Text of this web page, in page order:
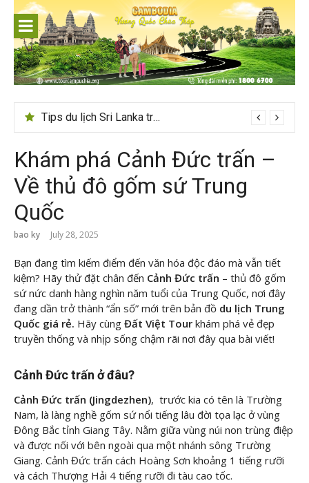
content
24h ở Thụy Sĩ nên đi đâu, chơi gì?
Khám phá Cảnh Đức trấn –
Về thủ đô gốm sứ Trung
Quốc
bao ky July 28, 2025
Bạn đang tìm kiếm điểm đến văn hóa độc đáo mà vẫn tiết
kiệm? Hãy thử đặt chân đến Cảnh Đức trấn – thủ đô gốm
sứ nức danh hàng nghìn năm tuổi của Trung Quốc, nơi đây
đang dần trở thành “ẩn số” mới trên bản đồ du lịch Trung
Quốc giá rẻ. Hãy cùng Đất Việt Tour khám phá vẻ đẹp
truyền thống và nhịp sống chậm rãi nơi đây qua bài viết!
Cảnh Đức trấn ở đâu?
Cảnh Đức trấn (Jingdezhen), trước kia có tên là Trường
Nam, là làng nghề gốm sứ nổi tiếng lâu đời tọa lạc ở vùng
Đông Bắc tỉnh Giang Tây. Nằm giữa vùng núi non trùng điệp
và được nối với bên ngoài qua một nhánh sông Trường
Giang. Cảnh Đức trấn cách Hoàng Sơn khoảng 1 tiếng rưỡi
và cách Thượng Hải 4 tiếng rưỡi đi tàu cao tốc.